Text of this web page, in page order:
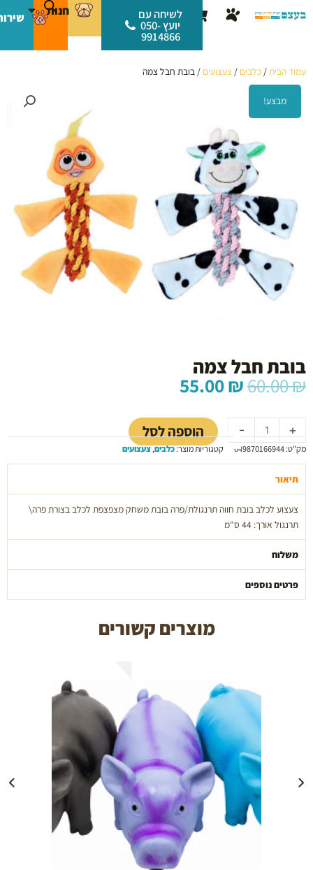
לתוכן
עגלת
קניות
לשיחה עם
יועץ 050-
9914866
חנות
עמוד הבית/ כלבים / צעצועים / בובת חבל צמה
מבצע!
בובת חבל צמה
60.00₪ המחיר
המקורי
היה:
60.00 ₪.
55.00₪ המחיר
הוא:
55.00 ₪. -
של
בובת
חבל
צמה
+ הוספה לסל
מק"ט:649870166944 קטגוריות מוצר:כלבים,צעצועים
תיאור
צעצוע לכלב בובת חווה תרנגולת/פרה בובת משחק מצפצפת לכלב בצורת פרה\
תרנגול אורך: 44 ס"מ
משלוח
פרטים נוספים
מוצרים קשורים
הוספה לעגלה